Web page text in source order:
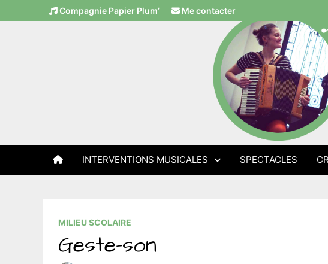
au
Compagnie Papier Plum’ Me contacter
INTERVENTIONS MUSICALES SPECTACLES
MILIEU SCOLAIRE
Geste-son